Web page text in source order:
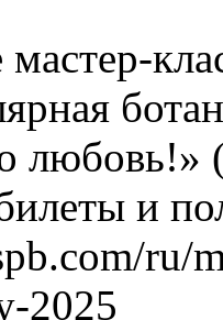
любовь!»
и
ru/
2025